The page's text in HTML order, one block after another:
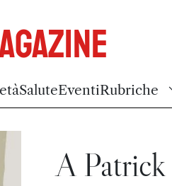
SaluteEventiRubriche
A